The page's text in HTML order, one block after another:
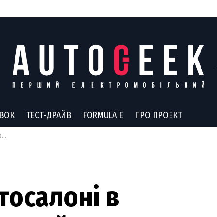
ТЕСТ-ДРАЙВ FORMULA E ПРО ПРОЕКТ
в